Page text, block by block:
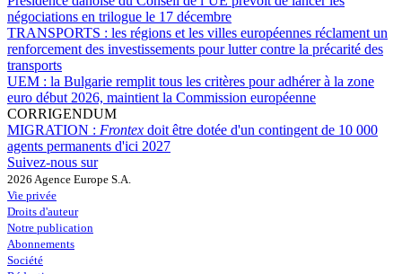
négociations en trilogue le 17 décembre
TRANSPORTS : les régions et les villes européennes réclament un
renforcement des investissements pour lutter contre la précarité des
transports
UEM : la Bulgarie remplit tous les critères pour adhérer à la zone
euro début 2026, maintient la Commission européenne
CORRIGENDUM
MIGRATION : Frontex doit être dotée d'un contingent de 10 000
agents permanents d'ici 2027
Suivez-nous sur
2026 Agence Europe S.A.
Vie privée
Droits d'auteur
Notre publication
Abonnements
Société